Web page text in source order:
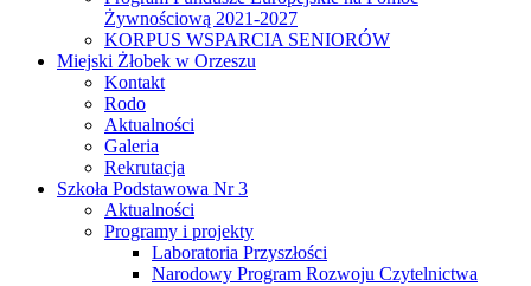
Żywnościową 2021-2027
KORPUS WSPARCIA SENIORÓW
Miejski Żłobek w Orzeszu
Kontakt
Rodo
Aktualności
Galeria
Rekrutacja
Szkoła Podstawowa Nr 3
Aktualności
Programy i projekty
Laboratoria Przyszłości
Narodowy Program Rozwoju Czytelnictwa